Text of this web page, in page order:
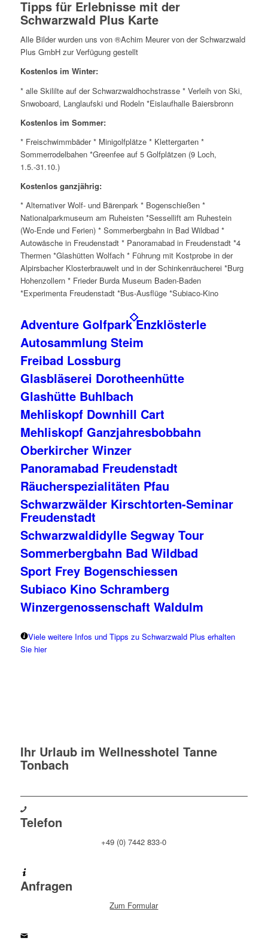
Tipps für Erlebnisse mit der
Schwarzwald Plus Karte
Alle Bilder wurden uns von ®Achim Meurer von der Schwarzwald
Plus GmbH zur Verfügung gestellt
Kostenlos im Winter:
* alle Skililte auf der Schwarzwaldhochstrasse * Verleih von Ski,
Snwoboard, Langlaufski und Rodeln *Eislaufhalle Baiersbronn
Kostenlos im Sommer:
* Freischwimmbäder * Minigolfplätze * Klettergarten *
Sommerrodelbahen *Greenfee auf 5 Golfplätzen (9 Loch,
1.5.-31.10.)
Kostenlos ganzjährig:
* Alternativer Wolf- und Bärenpark * Bogenschießen *
Nationalparkmuseum am Ruheisten *Sessellift am Ruhestein
(Wo-Ende und Ferien) * Sommerbergbahn in Bad Wildbad *
Autowäsche in Freudenstadt * Panoramabad in Freudenstadt *4
Thermen *Glashütten Wolfach * Führung mit Kostprobe in der
Alpirsbacher Klosterbrauwelt und in der Schinkenräucherei *Burg
Hohenzollern * Frieder Burda Museum Baden-Baden
*Experimenta Freudenstadt *Bus-Ausflüge *Subiaco-Kino
Adventure Golfpark Enzklösterle
Autosammlung Steim
Freibad Lossburg
Glasbläserei Dorotheenhütte
Glashütte Buhlbach
Mehliskopf Downhill Cart
Mehliskopf Ganzjahresbobbahn
Oberkircher Winzer
Panoramabad Freudenstadt
Räucherspezialitäten Pfau
Schwarzwälder Kirschtorten-Seminar
Freudenstadt
Schwarzwaldidylle Segway Tour
Sommerbergbahn Bad Wildbad
Sport Frey Bogenschiessen
Subiaco Kino Schramberg
Winzergenossenschaft Waldulm
Viele weitere Infos und Tipps zu Schwarzwald Plus erhalten
Sie hier
Ihr Urlaub im Wellnesshotel Tanne
Tonbach
Telefon
+49 (0) 7442 833-0
Anfragen
Zum Formular